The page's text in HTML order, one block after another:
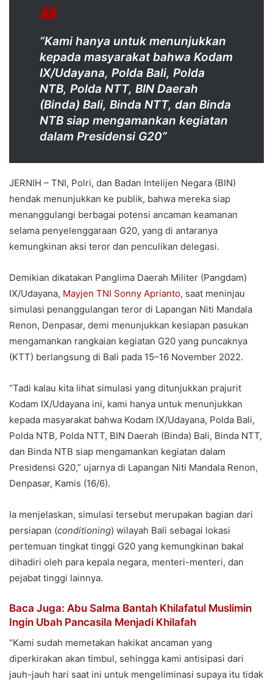
“Kami hanya untuk menunjukkan
kepada masyarakat bahwa Kodam
IX/Udayana, Polda Bali, Polda
NTB, Polda NTT, BIN Daerah
(Binda) Bali, Binda NTT, dan Binda
NTB siap mengamankan kegiatan
dalam Presidensi G20”
JERNIH – TNI, Polri, dan Badan Intelijen Negara (BIN)
hendak menunjukkan ke publik, bahwa mereka siap
menanggulangi berbagai potensi ancaman keamanan
selama penyelenggaraan G20, yang di antaranya
kemungkinan aksi teror dan penculikan delegasi.
Demikian dikatakan Panglima Daerah Militer (Pangdam)
IX/Udayana, Mayjen TNI Sonny Aprianto, saat meninjau
simulasi penanggulangan teror di Lapangan Niti Mandala
Renon, Denpasar, demi menunjukkan kesiapan pasukan
mengamankan rangkaian kegiatan G20 yang puncaknya
(KTT) berlangsung di Bali pada 15–16 November 2022.
“Tadi kalau kita lihat simulasi yang ditunjukkan prajurit
Kodam IX/Udayana ini, kami hanya untuk menunjukkan
kepada masyarakat bahwa Kodam IX/Udayana, Polda Bali,
Polda NTB, Polda NTT, BIN Daerah (Binda) Bali, Binda NTT,
dan Binda NTB siap mengamankan kegiatan dalam
Presidensi G20,” ujarnya di Lapangan Niti Mandala Renon,
Denpasar, Kamis (16/6).
Ia menjelaskan, simulasi tersebut merupakan bagian dari
persiapan (conditioning) wilayah Bali sebagai lokasi
pertemuan tingkat tinggi G20 yang kemungkinan bakal
dihadiri oleh para kepala negara, menteri-menteri, dan
pejabat tinggi lainnya.
Baca Juga: Abu Salma Bantah Khilafatul Muslimin
Ingin Ubah Pancasila Menjadi Khilafah
“Kami sudah memetakan hakikat ancaman yang
diperkirakan akan timbul, sehingga kami antisipasi dari
jauh-jauh hari saat ini untuk mengeliminasi supaya itu tidak